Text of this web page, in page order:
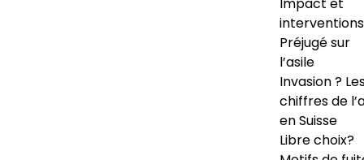
interventions
Préjugé sur
l’asile
Invasion ?
chiffres de
en Suisse
Libre choix?